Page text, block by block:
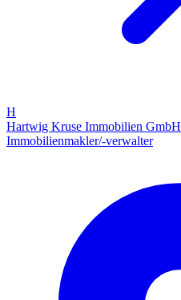
H
Hartwig Kruse Immobilien GmbH
Immobilienmakler/-verwalter